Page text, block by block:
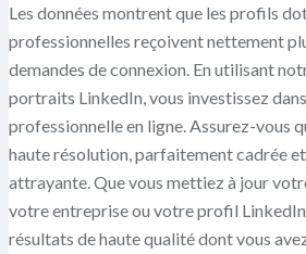
Les données montrent que les profils
professionnelles reçoivent nettement
demandes de connexion. En utilisant
portraits LinkedIn, vous investissez
professionnelle en ligne. Assurez-vous
haute résolution, parfaitement cadrée
attrayante. Que vous mettiez à jour
votre entreprise ou votre profil
résultats de haute qualité dont vous